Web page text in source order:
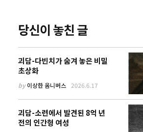
당신이 놓친 글
괴담-다빈치가 숨겨 놓은 비밀
초상화
by이상한 옴니버스 2026.6.17
괴담-소련에서 발견된 8억 년
전의 인간형 여성